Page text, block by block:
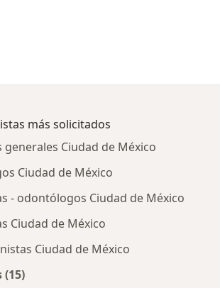
más solicitados
generales Ciudad de México
Ciudad de México
- odontólogos Ciudad de México
Ciudad de México
Ciudad de México
(15)